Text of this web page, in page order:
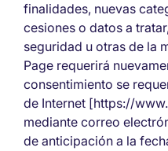
finalidades, nuevas
cesiones o datos a
seguridad u otras de la
Page requerirá
consentimiento se
de Internet [https://
mediante correo
de anticipación a la